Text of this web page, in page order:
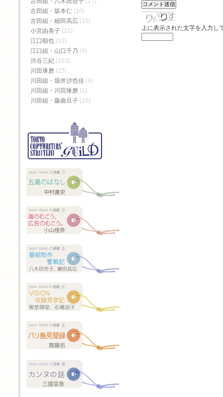
上に表示された文字を入力し
古田組・坂本仁 (10)
古田組・細田高広 (15)
小宮由美子 (21)
江口順也 (15)
江口組・山口千乃 (4)
渋谷三紀 (163)
川田琢磨 (25)
川田組・堀井沙也佳 (4)
川田組・川田琢磨 (1)
川田組・藤曲旦子 (10)